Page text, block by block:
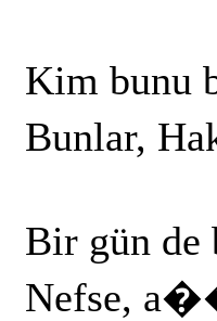
Kim bunu
Bunlar,
Bir gün
Nefse,